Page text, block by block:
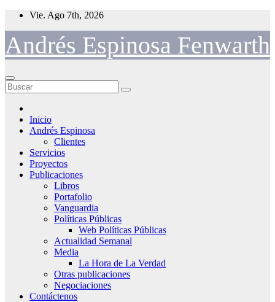
Saltar
contenido
Vie. Ago 7th, 2026
Andrés Espinosa Fenwarth
Inicio
Andrés Espinosa
Clientes
Servicios
Proyectos
Publicaciones
Libros
Portafolio
Vanguardia
Políticas Públicas
Web Políticas Públicas
Actualidad Semanal
Media
La Hora de La Verdad
Otras publicaciones
Negociaciones
Contáctenos